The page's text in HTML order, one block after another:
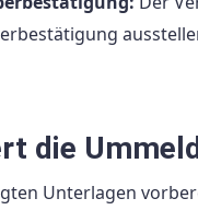
die
Unterlagen